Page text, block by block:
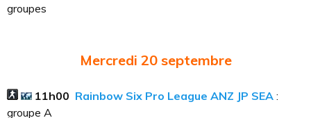
groupes
Mercredi 20 septembre
11h00 Rainbow Six Pro League ANZ JP SEA :
groupe A